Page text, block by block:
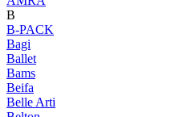
B
B-PACK
Bagi
Ballet
Bams
Beifa
Belle Arti